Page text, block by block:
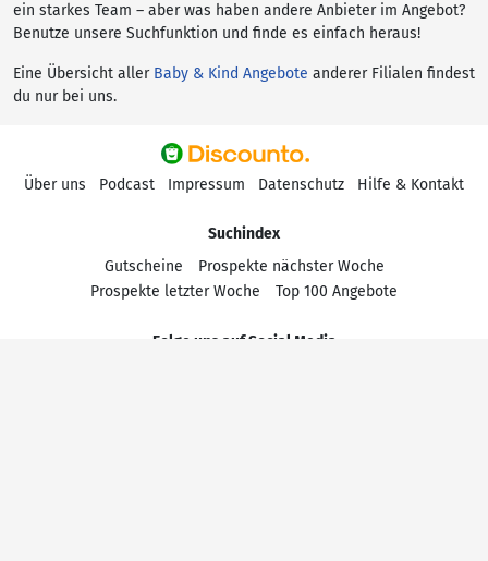
ein starkes Team – aber was haben andere Anbieter im Angebot?
Benutze unsere Suchfunktion und finde es einfach heraus!
Eine Übersicht aller Baby & Kind Angebote anderer Filialen findest
du nur bei uns.
Über uns Podcast Impressum Datenschutz Hilfe & Kontakt
Suchindex
Gutscheine
Prospekte nächster Woche
Prospekte letzter Woche
Top 100 Angebote
Folge uns auf Social Media